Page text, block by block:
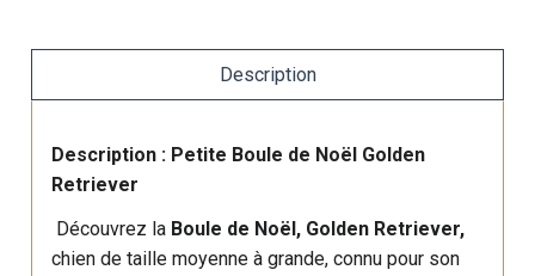
Description
Description : Petite Boule de Noël Golden
Retriever
Découvrez la Boule de Noël, Golden Retriever,
chien de taille moyenne à grande, connu pour son